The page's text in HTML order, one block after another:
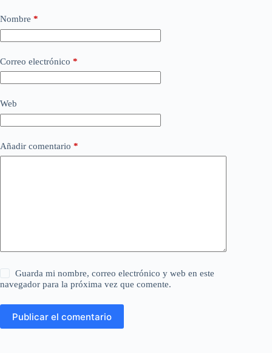
Nombre *
Correo electrónico *
Web
Añadir comentario *
Guarda mi nombre, correo electrónico y web en este
navegador para la próxima vez que comente.
Publicar el comentario